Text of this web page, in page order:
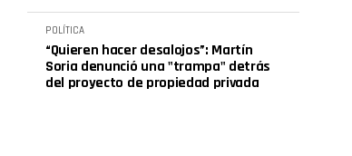
POLÍTICA
“Quieren hacer desalojos”: Martín
Soria denunció una "trampa" detrás
del proyecto de propiedad privada